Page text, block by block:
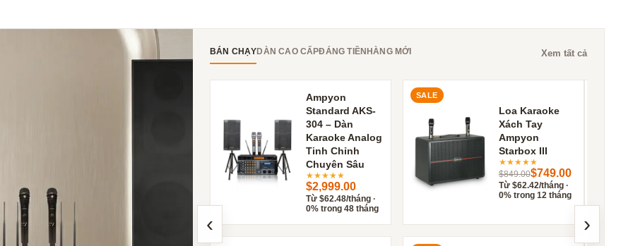
BÁN CHẠYDÀN CAO CẤPĐÁNG TIỀN HÀNG MỚI Xem tất cả
‹
Ampyon
Standard AKS-
304 – Dàn
Karaoke Analog
Tinh Chỉnh
Chuyên Sâu
★★★★★
$2,999.00
Từ $62.48/tháng ·
0% trong 48 tháng
SALE
Loa Karaoke
Xách Tay
Ampyon
Starbox III
★★★★★
$849.00$749.00
Từ $62.42/tháng ·
0% trong 12 tháng
›